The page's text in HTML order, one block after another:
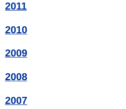
2011
2010
2009
2008
2007